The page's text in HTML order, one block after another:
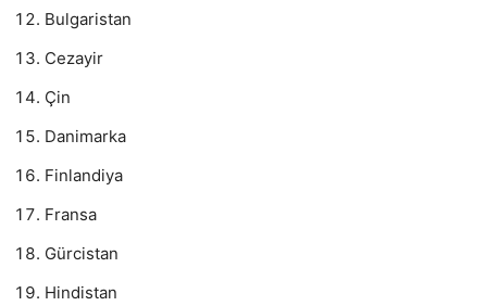
Bulgaristan
Cezayir
Çin
Danimarka
Finlandiya
Fransa
Gürcistan
Hindistan